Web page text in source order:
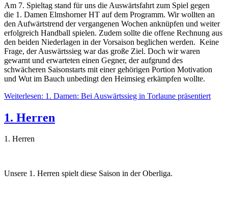
Am 7. Spieltag stand für uns die Auswärtsfahrt zum Spiel gegen
die 1. Damen Elmshorner HT auf dem Programm. Wir wollten an
den Aufwärtstrend der vergangenen Wochen anknüpfen und weiter
erfolgreich Handball spielen. Zudem sollte die offene Rechnung aus
den beiden Niederlagen in der Vorsaison beglichen werden. Keine
Frage, der Auswärtssieg war das große Ziel. Doch wir waren
gewarnt und erwarteten einen Gegner, der aufgrund des
schwächeren Saisonstarts mit einer gehörigen Portion Motivation
und Wut im Bauch unbedingt den Heimsieg erkämpfen wollte.
Weiterlesen: 1. Damen: Bei Auswärtssieg in Torlaune präsentiert
1. Herren
1. Herren
Unsere 1. Herren spielt diese Saison in der Oberliga.